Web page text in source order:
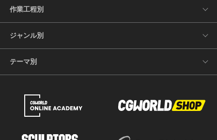
作業工程別
ジャンル別
テーマ別